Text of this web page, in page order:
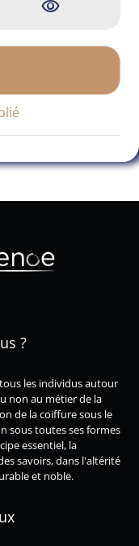
visibility
?
les individus autour
non au métier de la
de la coiffure sous le
sous toutes ses formes
essentiel, la
savoirs, dans l'altérité
et noble.